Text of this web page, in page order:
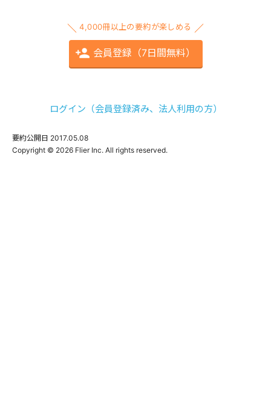
4,000冊以上の要約が楽しめる
会員登録（7日間無料）
ログイン（会員登録済み、法人利用の方）
要約公開日 2017.05.08